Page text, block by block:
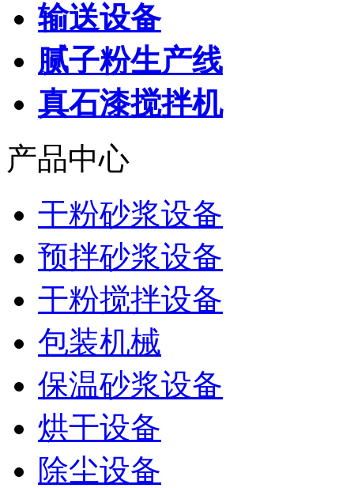
输送设备
腻子粉生产线
真石漆搅拌机
产品中心
干粉砂浆设备
预拌砂浆设备
干粉搅拌设备
包装机械
保温砂浆设备
烘干设备
除尘设备